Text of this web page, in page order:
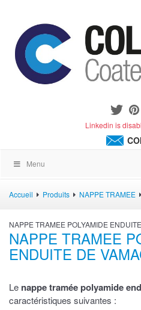
Linkedin is
Menu
Accueil Produits NAPPE TRAMEE
NAPPE TRAMEE POLYAMIDE
NAPPE TRAMEE
ENDUITE DE
Le nappe tramée polyamide
caractéristiques suivantes :